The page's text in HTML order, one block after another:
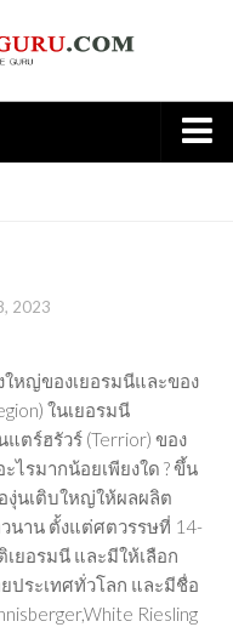
2023
ใหญ่ของเยอรมนีและของ
ในเยอรมนี
แตร์ฮรัวร์ (Terrior) ของ
รมากน้อยเพียงใด ? ขึ้น
งุ่นเติบใหญ่ให้ผลผลิต
นาน ตั้งแต่ศตวรรษที่ 14-
ยอรมนี และมีให้เลือก
ประเทศทั่วโลก และมีชื่อ
Riesling